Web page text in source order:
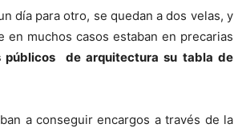
día para otro, se quedan a dos velas, y
muchos casos estaban en precarias
públicos de arquitectura su tabla de
a conseguir encargos a través de la